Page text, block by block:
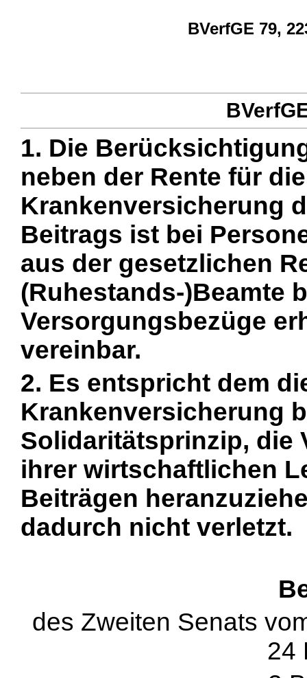
BVerfGE 79,
1. Die
neben der Rente für
Krankenversicherung
Beitrags ist bei
aus der gesetzlichen
(Ruhestands-)Beamte
Versorgungsbezüge
vereinbar.
2. Es entspricht dem
Krankenversicherung
Solidaritätsprinzip, die
ihrer wirtschaftlichen
Beiträgen
dadurch nicht verletzt.
des Zweiten Senats
24